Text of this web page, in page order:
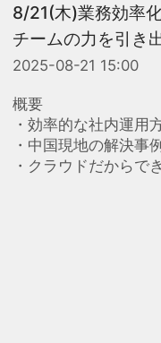
8/21(木)業務効率
チームの力を引き
2025-08-21 15:00
概要
・効率的な社内運用
・中国現地の解決事
・クラウドだからで